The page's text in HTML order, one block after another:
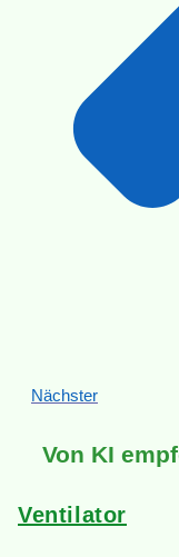
Nächster
Von KI
Ventilator